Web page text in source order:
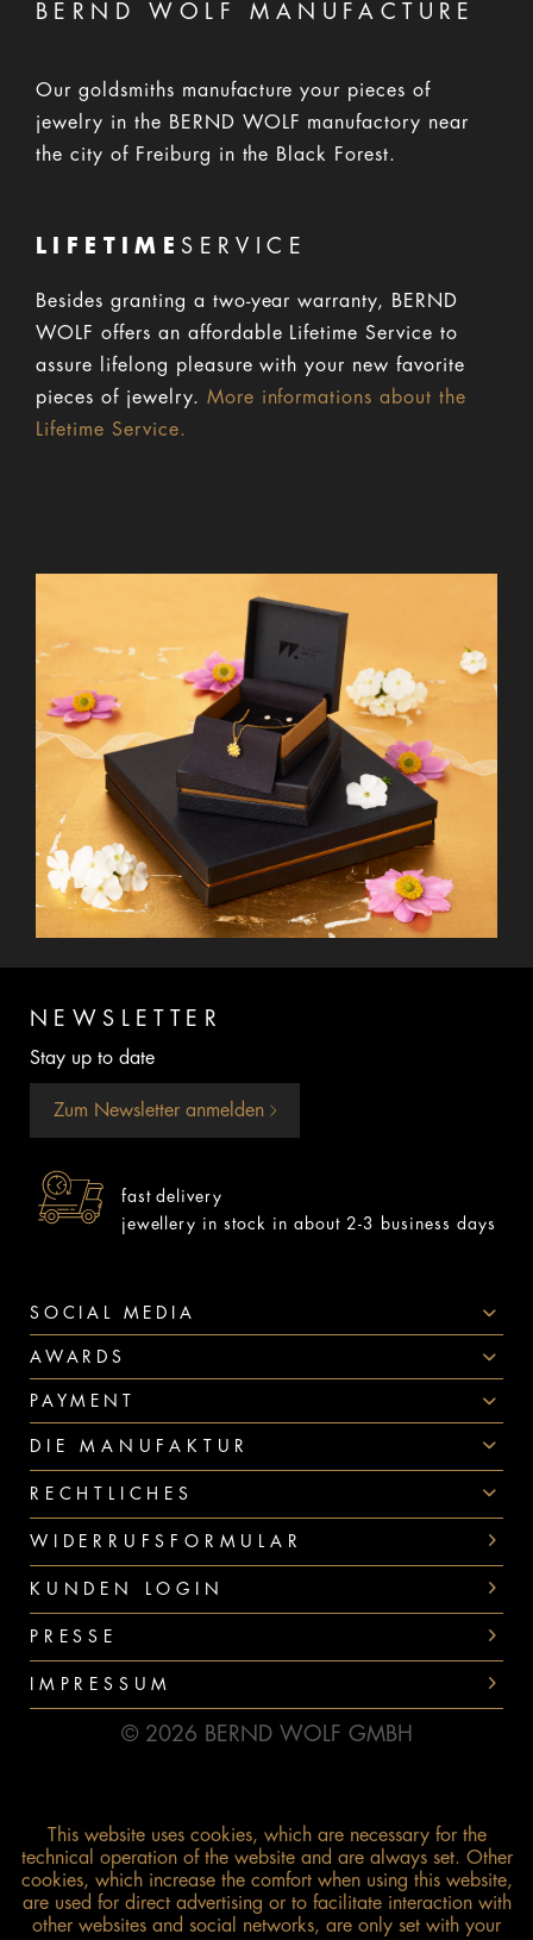
BERND WOLF MANUFACTURE
Our goldsmiths manufacture your pieces of
jewelry in the BERND WOLF manufactory near
the city of Freiburg in the Black Forest.
LIFETIME SERVICE
Besides granting a two-year warranty, BERND
WOLF offers an affordable Lifetime Service to
assure lifelong pleasure with your new favorite
pieces of jewelry. More informations about the
Lifetime Service.
NEWSLETTER
Stay up to date
Zum Newsletter anmelden
fast delivery
jewellery in stock in about 2-3 business days
SOCIAL MEDIA
AWARDS
PAYMENT
DIE MANUFAKTUR
RECHTLICHES
WIDERRUFSFORMULAR
KUNDEN LOGIN
PRESSE
IMPRESSUM
© 2026 BERND WOLF GMBH
This website uses cookies, which are necessary for the
technical operation of the website and are always set. Other
cookies, which increase the comfort when using this website,
are used for direct advertising or to facilitate interaction with
other websites and social networks, are only set with your